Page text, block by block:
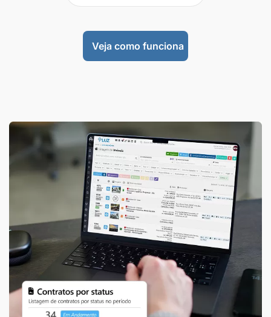
Veja como funciona